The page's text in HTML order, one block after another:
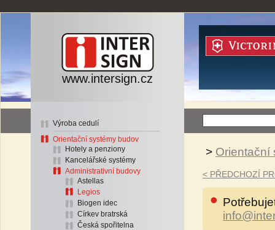
www.intersign.cz
Výroba cedulí
Orientační systémy budov
Hotely a penziony
Kancelářské systémy
Administrativní budovy
Astellas
Legios
Biogen idec
Církev bratrská
Česká spořitelna
> Orientační
< PŘEDCHOZÍ